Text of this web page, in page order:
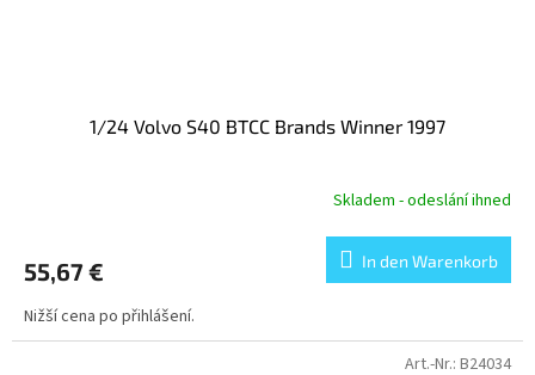
1/24 Volvo S40 BTCC Brands Winner 1997
Skladem - odeslání ihned
55,67 € In den Warenkorb
Nižší cena po přihlášení.
Art.-Nr.: B24034